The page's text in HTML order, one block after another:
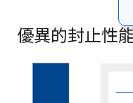
優異的封止性